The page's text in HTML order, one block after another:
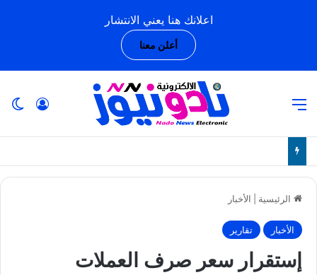
اعلانك هنا يعني الانتشار
أعلن معنا
الرئيسية الأخبار
الأخبار تقارير
إستقرار سعر صرف العملات